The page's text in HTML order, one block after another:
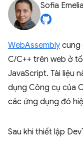
Sofia
WebAssembly cung
C/C++ trên web ở
JavaScript. Tài liệu
dụng Công cụ của
các ứng dụng đó
Sau khi thiết lập